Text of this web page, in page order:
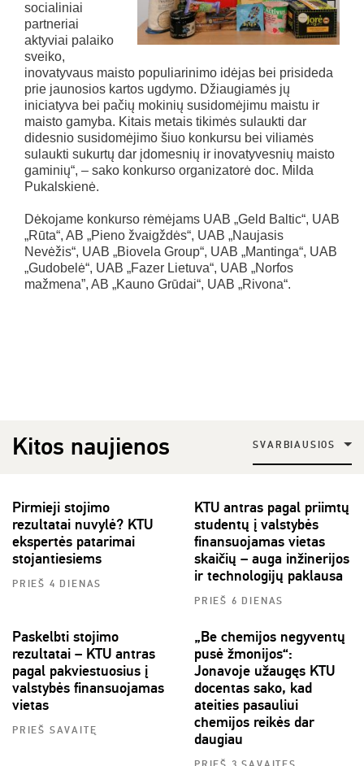
socialiniai
partneriai
aktyviai palaiko
sveiko,
inovatyvaus maisto populiarinimo idėjas bei prisideda
prie jaunosios kartos ugdymo. Džiaugiamės jų
iniciatyva bei pačių mokinių susidomėjimu maistu ir
maisto gamyba. Kitais metais tikimės sulaukti dar
didesnio susidomėjimo šiuo konkursu bei viliamės
sulaukti sukurtų dar įdomesnių ir inovatyvesnių maisto
gaminių“, – sako konkurso organizatorė doc. Milda
Pukalskienė.
Dėkojame konkurso rėmėjams UAB „Geld Baltic“, UAB
„Rūta“, AB „Pieno žvaigždės“, UAB „Naujasis
Nevėžis“, UAB „Biovela Group“, UAB „Mantinga“, UAB
„Gudobelė“, UAB „Fazer Lietuva“, UAB „Norfos
mažmena”, AB „Kauno Grūdai“, UAB „Rivona“.
Kitos naujienos SVARBIAUSIOS
Pirmieji stojimo
rezultatai nuvylė? KTU
ekspertės patarimai
stojantiesiems
PRIEŠ 4 DIENAS
KTU antras pagal priimtų
studentų į valstybės
finansuojamas vietas
skaičių – auga inžinerijos
ir technologijų paklausa
PRIEŠ 6 DIENAS
Paskelbti stojimo
rezultatai – KTU antras
pagal pakviestuosius į
valstybės finansuojamas
vietas
PRIEŠ SAVAITĘ
„Be chemijos negyventų
pusė žmonijos“:
Jonavoje užaugęs KTU
docentas sako, kad
ateities pasauliui
chemijos reikės dar
daugiau